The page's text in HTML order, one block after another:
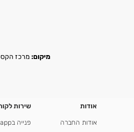
מיקום: מרכז
אודות
אודות החברה
שירות
פנייה בWhatsapp